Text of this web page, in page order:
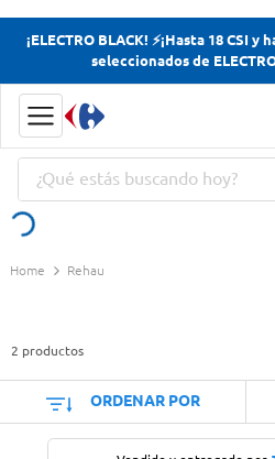
¡ELECTRO BLACK! ⚡¡Hasta 18 CSI
seleccionados de
¿Qué estás buscando hoy?
Rehau
2 productos
ORDENAR POR
Términos más
Yerba
Doves
Términos más
Cerveza
Doves
Papas Fritas